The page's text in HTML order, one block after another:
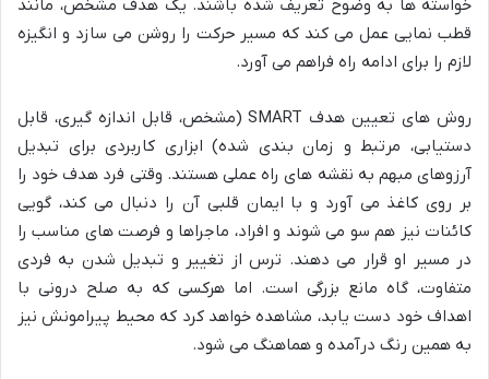
خواسته ها به وضوح تعریف شده باشند. یک هدف مشخص، مانند
قطب نمایی عمل می کند که مسیر حرکت را روشن می سازد و انگیزه
لازم را برای ادامه راه فراهم می آورد.
روش های تعیین هدف SMART (مشخص، قابل اندازه گیری، قابل
دستیابی، مرتبط و زمان بندی شده) ابزاری کاربردی برای تبدیل
آرزوهای مبهم به نقشه های راه عملی هستند. وقتی فرد هدف خود را
بر روی کاغذ می آورد و با ایمان قلبی آن را دنبال می کند، گویی
کائنات نیز هم سو می شوند و افراد، ماجراها و فرصت های مناسب را
در مسیر او قرار می دهند. ترس از تغییر و تبدیل شدن به فردی
متفاوت، گاه مانع بزرگی است. اما هرکسی که به صلح درونی با
اهداف خود دست یابد، مشاهده خواهد کرد که محیط پیرامونش نیز
به همین رنگ درآمده و هماهنگ می شود.